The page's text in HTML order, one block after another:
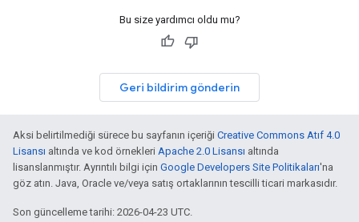
Bu size yardımcı oldu mu?
Geri bildirim gönderin
Aksi belirtilmediği sürece bu sayfanın içeriği Creative Commons Atıf 4.0
Lisansı altında ve kod örnekleri Apache 2.0 Lisansı altında
lisanslanmıştır. Ayrıntılı bilgi için Google Developers Site Politikaları'na
göz atın. Java, Oracle ve/veya satış ortaklarının tescilli ticari markasıdır.
Son güncelleme tarihi: 2026-04-23 UTC.